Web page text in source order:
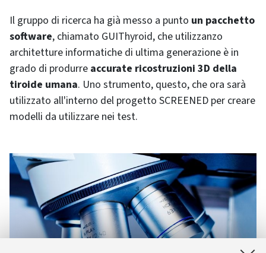
Il gruppo di ricerca ha già messo a punto un pacchetto
software, chiamato GUIThyroid, che utilizzanzo
architetture informatiche di ultima generazione è in
grado di produrre accurate ricostruzioni 3D della
tiroide umana. Uno strumento, questo, che ora sarà
utilizzato all'interno del progetto SCREENED per creare
modelli da utilizzare nei test.